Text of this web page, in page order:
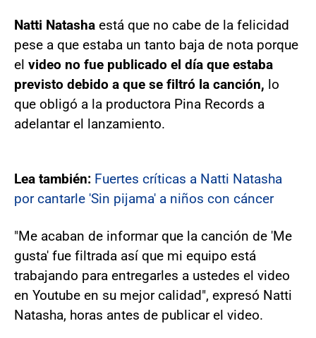
Natti Natasha está que no cabe de la felicidad
pese a que estaba un tanto baja de nota porque
el video no fue publicado el día que estaba
previsto debido a que se filtró la canción, lo
que obligó a la productora Pina Records a
adelantar el lanzamiento.
Lea también: Fuertes críticas a Natti Natasha
por cantarle 'Sin pijama' a niños con cáncer
"Me acaban de informar que la canción de 'Me
gusta' fue filtrada así que mi equipo está
trabajando para entregarles a ustedes el video
en Youtube en su mejor calidad", expresó Natti
Natasha, horas antes de publicar el video.